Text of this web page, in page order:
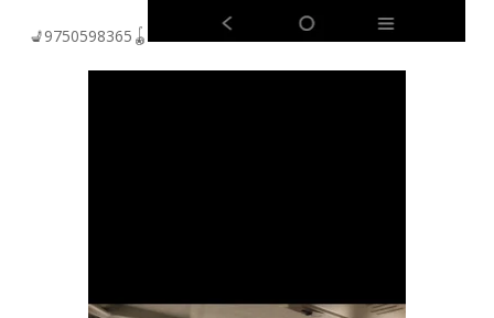
💺9750598365🪀